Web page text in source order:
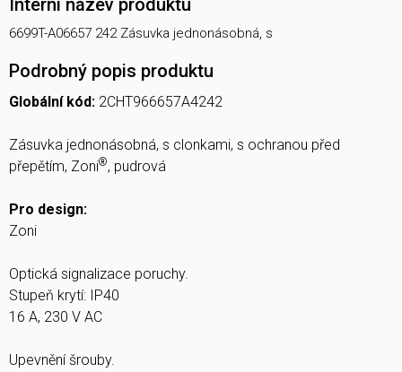
Interní název produktu
6699T-A06657 242 Zásuvka jednonásobná, s
Podrobný popis produktu
Globální kód: 2CHT966657A4242
Zásuvka jednonásobná, s clonkami, s ochranou před
přepětím, Zoni®, pudrová
Pro design:
Zoni
Optická signalizace poruchy.
Stupeň krytí: IP40
16 A, 230 V AC
Upevnění šrouby.